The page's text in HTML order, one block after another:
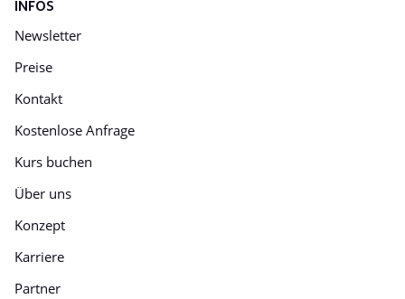
INFOS
Newsletter
Preise
Kontakt
Kostenlose Anfrage
Kurs buchen
Über uns
Konzept
Karriere
Partner